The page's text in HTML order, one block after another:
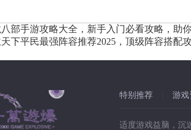
八部手游攻略大全，新手入门必看攻略，助
下平民最强阵容推荐2025，顶级阵容搭配
特别推荐 游戏
适度游戏益脑，沉